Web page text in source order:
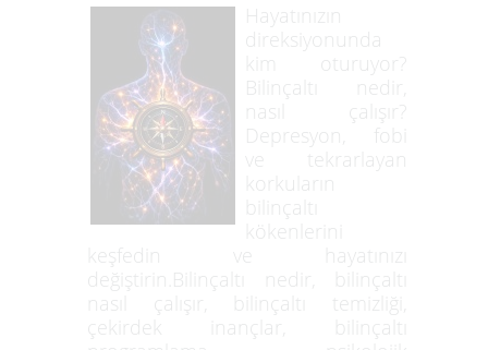
Hayatınızın
direksiyonunda
kim oturuyor?
Bilinçaltı nedir,
nasıl çalışır?
Depresyon, fobi
ve tekrarlayan
korkuların
bilinçaltı
kökenlerini
keşfedin ve hayatınızı
değiştirin.Bilinçaltı nedir, bilinçaltı
nasıl çalışır, bilinçaltı temizliği,
çekirdek inançlar, bilinçaltı